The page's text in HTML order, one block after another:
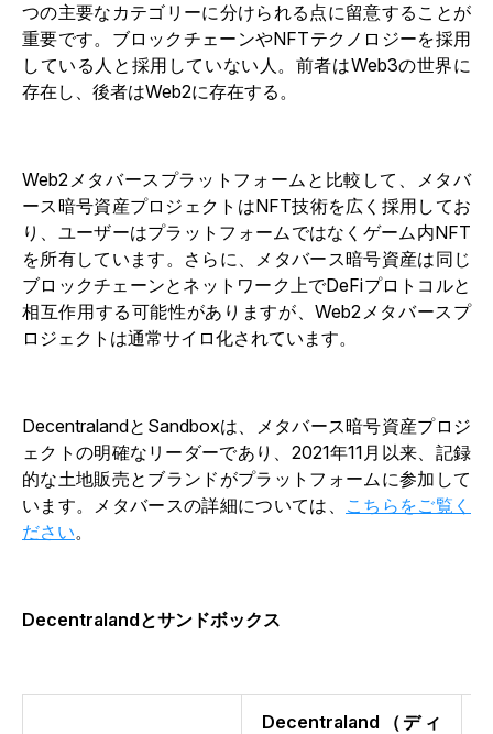
つの主要なカテゴリーに分けられる点に留意することが
重要です。ブロックチェーンやNFTテクノロジーを採用
している人と採用していない人。前者はWeb3の世界に
存在し、後者はWeb2に存在する。
Web2メタバースプラットフォームと比較して、メタバ
ース暗号資産プロジェクトはNFT技術を広く採用してお
り、ユーザーはプラットフォームではなくゲーム内NFT
を所有しています。さらに、メタバース暗号資産は同じ
ブロックチェーンとネットワーク上でDeFiプロトコルと
相互作用する可能性がありますが、Web2メタバースプ
ロジェクトは通常サイロ化されています。
DecentralandとSandboxは、メタバース暗号資産プロジ
ェクトの明確なリーダーであり、2021年11月以来、記録
的な土地販売とブランドがプラットフォームに参加して
います。メタバースの詳細については、 こちらをご覧く
ださい。
Decentralandとサンドボックス
Decentraland（ディ